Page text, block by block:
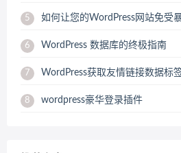
5 如何让您的WordPress网站免受
6 WordPress 数据库的终极指南
7 WordPress获取友情链接数据标
8 wordpress豪华登录插件